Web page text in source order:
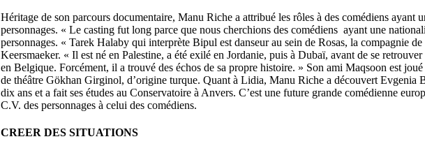
Héritage de son parcours documentaire, Manu Riche a attribué les rôles à des comédiens ayant
personnages. « Le casting fut long parce que nous cherchions des comédiens ayant une
personnages. « Tarek Halaby qui interprète Bipul est danseur au sein de Rosas, la compagnie
Keersmaeker. « Il est né en Palestine, a été exilé en Jordanie, puis à Dubaï, avant de se
en Belgique. Forcément, il a trouvé des échos de sa propre histoire. » Son ami Maqsoon est
de théâtre Gökhan Girginol, d’origine turque. Quant à Lidia, Manu Riche a découvert Evgenia
dix ans et a fait ses études au Conservatoire à Anvers. C’est une future grande comédienne
C.V. des personnages à celui des comédiens.
CREER DES SITUATIONS